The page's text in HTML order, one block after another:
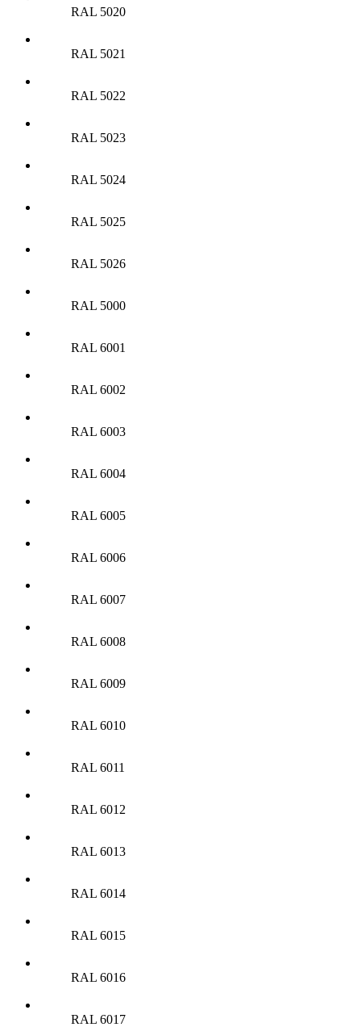
RAL 5020
RAL 5021
RAL 5022
RAL 5023
RAL 5024
RAL 5025
RAL 5026
RAL 5000
RAL 6001
RAL 6002
RAL 6003
RAL 6004
RAL 6005
RAL 6006
RAL 6007
RAL 6008
RAL 6009
RAL 6010
RAL 6011
RAL 6012
RAL 6013
RAL 6014
RAL 6015
RAL 6016
RAL 6017